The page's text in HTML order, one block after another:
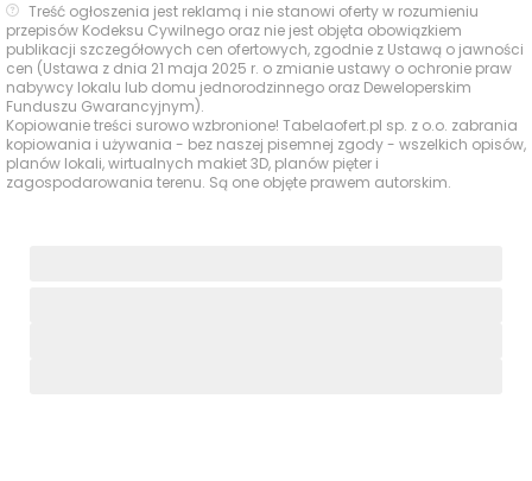
Treść ogłoszenia jest reklamą i nie stanowi oferty w rozumieniu
przepisów Kodeksu Cywilnego oraz nie jest objęta obowiązkiem
publikacji szczegółowych cen ofertowych, zgodnie z Ustawą o jawności
cen (Ustawa z dnia 21 maja 2025 r. o zmianie ustawy o ochronie praw
nabywcy lokalu lub domu jednorodzinnego oraz Deweloperskim
Funduszu Gwarancyjnym).
Kopiowanie treści surowo wzbronione! Tabelaofert.pl sp. z o.o. zabrania
kopiowania i używania - bez naszej pisemnej zgody - wszelkich opisów,
planów lokali, wirtualnych makiet 3D, planów pięter i
zagospodarowania terenu. Są one objęte prawem autorskim.